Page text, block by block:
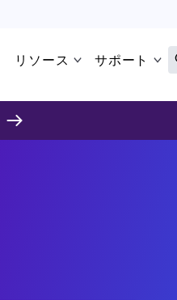
リソース サポート